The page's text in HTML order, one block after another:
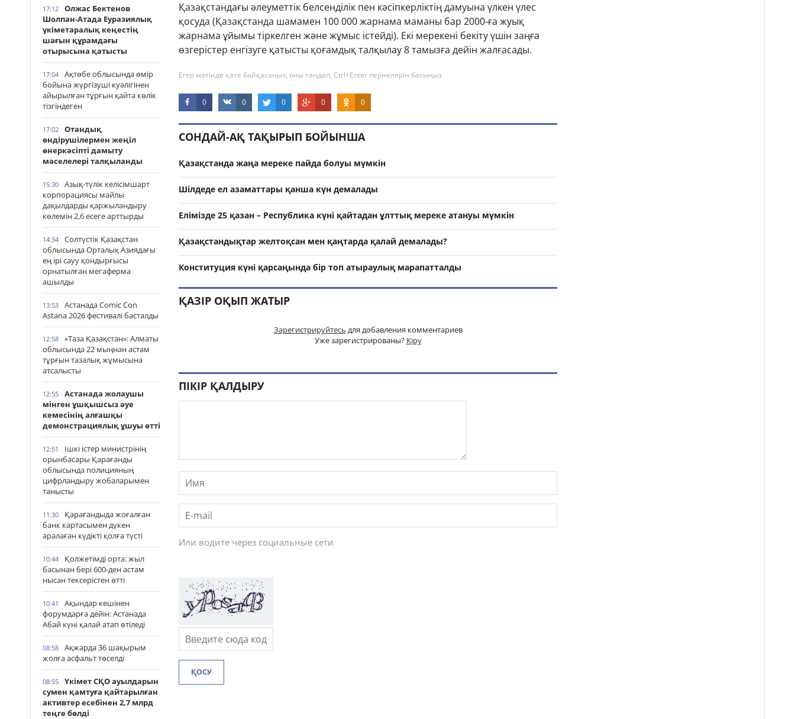
17:12
Олжас Бектенов
Шолпан-Атада Еуразиялық
үкіметаралық кеңестің
шағын құрамдағы
отырысына қатысты
17:04
Ақтөбе облысында өмір
бойына жүргізуші куәлігінен
айырылған тұрғын қайта көлік
тізгіндеген
17:02
Отандық
өндірушілермен жеңіл
өнеркәсіпті дамыту
мәселелері талқыланды
15:30
Азық-түлік келісімшарт
корпорациясы майлы
дақылдарды қаржыландыру
көлемін 2,6 есеге арттырды
14:34
Солтүстік Қазақстан
облысында Орталық Азиядағы
ең ірі сауу қондырғысы
орнатылған мегаферма
ашылды
13:53
Астанада Comic Con
Astana 2026 фестивалі басталды
12:58
«Таза Қазақстан»: Алматы
облысында 22 мыңнан астам
тұрғын тазалық жұмысына
атсалысты
12:55
Астанада жолаушы
мінген ұшқышсыз әуе
кемесінің алғашқы
демонстрациялық ұшуы өтті
12:51
Ішкі істер министрінің
орынбасары Қарағанды
облысында полицияның
цифрландыру жобаларымен
танысты
11:30
Қарағандыда жоғалған
банк картасымен дүкен
аралаған күдікті қолға түсті
10:44
Қолжетімді орта: жыл
басынан бері 600-ден астам
нысан тексерістен өтті
10:41
Ақындар кешінен
форумдарға дейін: Астанада
Абай күні қалай атап өтіледі
08:58
Ақжарда 36 шақырым
жолға асфальт төселді
08:55
Үкімет СҚО ауылдарын
сумен қамтуға қайтарылған
активтер есебінен 2,7 млрд
теңге бөлді
Қазақстандағы әлеуметтік белсенділік пен кәсіпкерліктің дамуына үлкен үлес
қосуда (Қазақстанда шамамен 100 000 жарнама маманы бар 2000-ға жуық
жарнама ұйымы тіркелген және жұмыс істейді). Екі мерекені бекіту үшін заңға
өзгерістер енгізуге қатысты қоғамдық талқылау 8 тамызға дейін жалғасады.
Егер мәтінде қате байқасаңыз, оны таңдап, Ctrl+Enter пернелерін басыңыз
0 0 0 0 0
СОНДАЙ-АҚ ТАҚЫРЫП БОЙЫНША
Қазақстанда жаңа мереке пайда болуы мүмкін
Шілдеде ел азаматтары қанша күн демалады
Елімізде 25 қазан – Республика күні қайтадан ұлттық мереке атануы мүмкін
Қазақстандықтар желтоқсан мен қаңтарда қалай демалады?
Конституция күні қарсаңында бір топ атыраулық марапатталды
ҚАЗІР ОҚЫП ЖАТЫР
Зарегистрируйтесь для добавления комментариев
Уже зарегистрированы? Кіру
ПІКІР ҚАЛДЫРУ
Или водите через социальные сети
ҚОСУ